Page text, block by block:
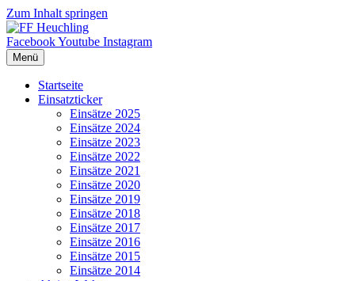
Zum Inhalt springen
FacebookYoutube Instagram
Menü
Startseite
Einsatzticker
Einsätze 2025
Einsätze 2024
Einsätze 2023
Einsätze 2022
Einsätze 2021
Einsätze 2020
Einsätze 2019
Einsätze 2018
Einsätze 2017
Einsätze 2016
Einsätze 2015
Einsätze 2014